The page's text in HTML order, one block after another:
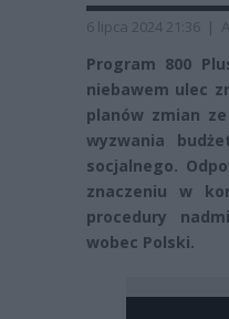
6 lipca 2024 21:36 |
Program 800
niebawem ulec
planów zmian
wyzwania
socjalnego.
znaczeniu w
procedury
wobec Polski.